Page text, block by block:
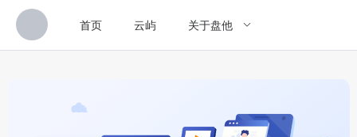
首页 云屿 关于盘他